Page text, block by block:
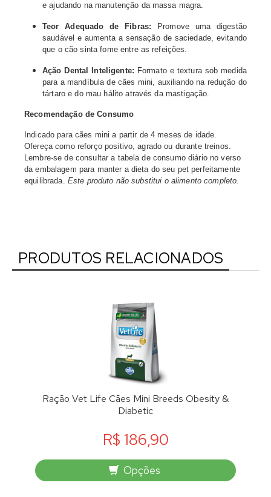
e ajudando na manutenção da massa magra.
Teor Adequado de Fibras: Promove uma digestão
saudável e aumenta a sensação de saciedade, evitando
que o cão sinta fome entre as refeições.
Ação Dental Inteligente: Formato e textura sob medida
para a mandíbula de cães mini, auxiliando na redução do
tártaro e do mau hálito através da mastigação.
Recomendação de Consumo
Indicado para cães mini a partir de 4 meses de idade.
Ofereça como reforço positivo, agrado ou durante treinos.
Lembre-se de consultar a tabela de consumo diário no verso
da embalagem para manter a dieta do seu pet perfeitamente
equilibrada. Este produto não substitui o alimento completo.
PRODUTOS RELACIONADOS
Ração Vet Life Cães Mini Breeds Obesity &
Diabetic
R$ 186,90
Opções